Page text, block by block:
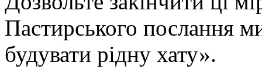
Пастирського послання
будувати рідну хату».